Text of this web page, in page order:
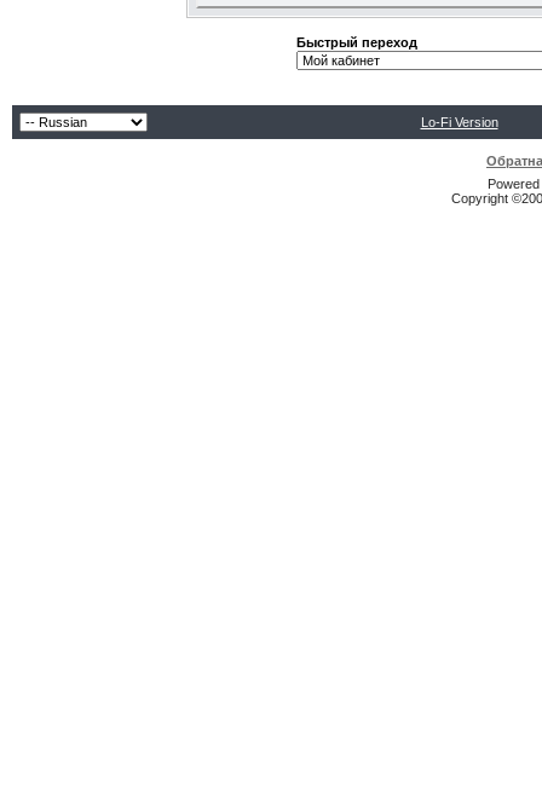
Быстрый переход
Lo-Fi Version
Copyright